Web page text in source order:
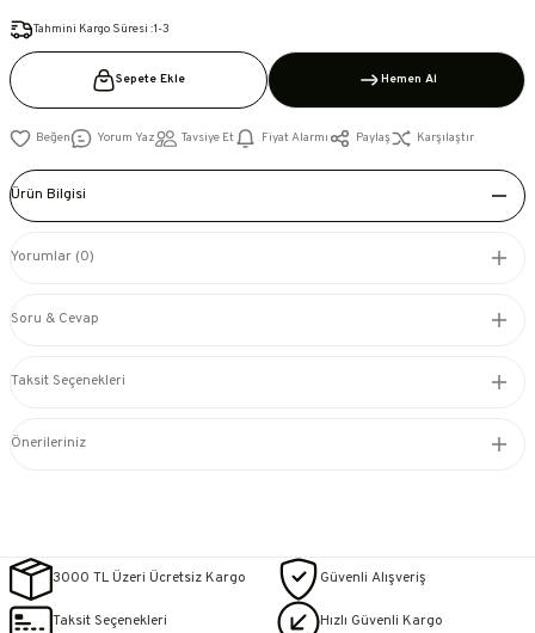
Tahmini Kargo Süresi :1-3
Sepete Ekle Hemen Al
Yorum Yaz Tavsiye Et Fiyat Alarmı Paylaş Karşılaştır
Ürün Bilgisi
Yorumlar (0)
Soru & Cevap
Taksit Seçenekleri
Önerileriniz
3000 TL Üzeri Ücretsiz Kargo Güvenli Alışveriş
Taksit Seçenekleri Hızlı Güvenli Kargo